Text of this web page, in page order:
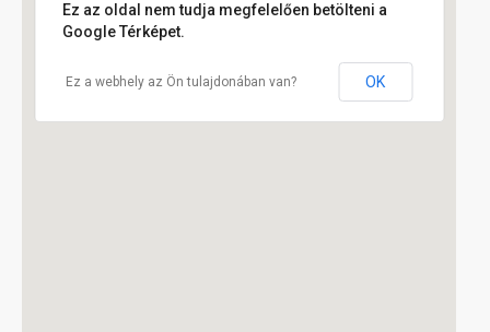
Ez az oldal nem tudja megfelelően betölteni a
Google Térképet.
Ez a webhely az Ön tulajdonában van? OK